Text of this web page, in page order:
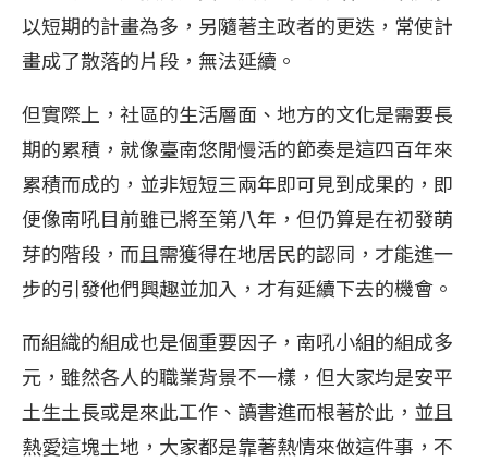
以短期的計畫為多，另隨著主政者的更迭，常使計
畫成了散落的片段，無法延續。
但實際上，社區的生活層面、地方的文化是需要長
期的累積，就像臺南悠閒慢活的節奏是這四百年來
累積而成的，並非短短三兩年即可見到成果的，即
便像南吼目前雖已將至第八年，但仍算是在初發萌
芽的階段，而且需獲得在地居民的認同，才能進一
步的引發他們興趣並加入，才有延續下去的機會。
而組織的組成也是個重要因子，南吼小組的組成多
元，雖然各人的職業背景不一樣，但大家均是安平
土生土長或是來此工作、讀書進而根著於此，並且
熱愛這塊土地，大家都是靠著熱情來做這件事，不